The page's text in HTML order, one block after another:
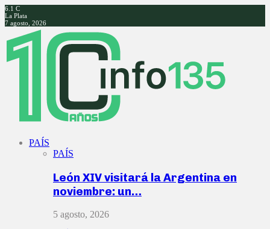
6.1 C
La Plata
7 agosto, 2026
Facebook
Twitter
Instagram
Youtube
PAÍS
PAÍS
León XIV visitará la Argentina en
noviembre: un…
5 agosto, 2026